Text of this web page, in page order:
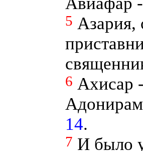
5 Азария,
6 Ахисар
14.
7 И было